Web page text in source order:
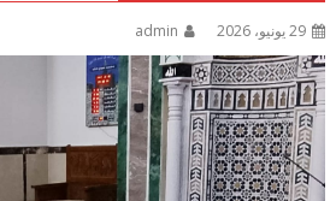
29 يونيو، 2026 admin